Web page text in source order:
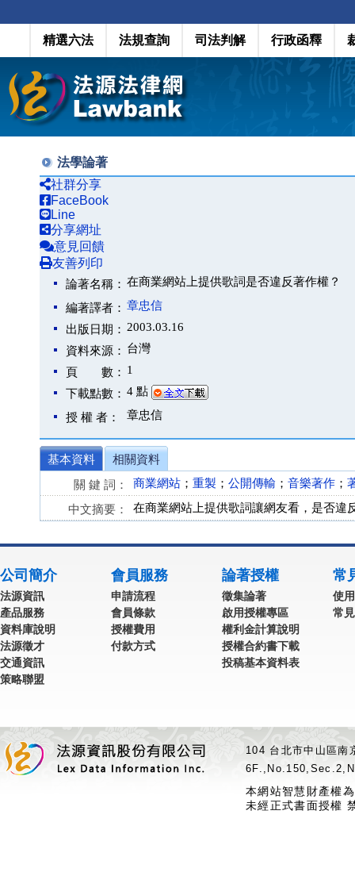
精選六法 法規查詢 司法判解 行政函釋
法學論著
社群分享
FaceBook
Line
分享網址
意見回饋
友善列印
論著名稱： 在商業網站上提供歌詞是否違反著作權？
編著譯者： 章忠信
出版日期： 2003.03.16
資料來源： 台灣
頁 數： 1
下載點數： 4 點
授 權 者： 章忠信
基本資料
相關資料
關 鍵 詞：
商業網站 ； 重製 ； 公開傳輸 ； 音樂著作 ；
中文摘要： 在商業網站上提供歌詞讓網友看，是否違
公司簡介
法源資訊
產品服務
資料庫說明
法源徵才
交通資訊
策略聯盟
會員服務
申請流程
會員條款
授權費用
付款方式
論著授權
徵集論著
啟用授權專區
權利金計算說明
授權合約書下載
投稿基本資料表
常
使
常
104 台北市中山區
本網站智慧財產權
未經正式書面授權